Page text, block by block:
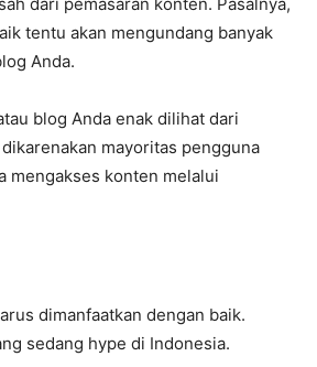
dari pemasaran konten. Pasalnya,
tentu akan mengundang banyak
Anda.
blog Anda enak dilihat dari
mayoritas pengguna
mengakses konten melalui
dimanfaatkan dengan baik.
sedang hype di Indonesia.